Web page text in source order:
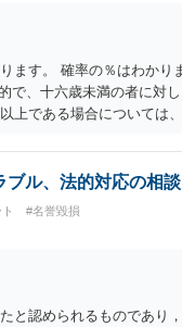
ます。 確率の％はわかり
、十六歳未満の者に対
上である場合については
。 二 拒まれたにもかか
の申込み若しくは約束を
ブル、法的対応の相談
#名誉毀損
と認められるものであり